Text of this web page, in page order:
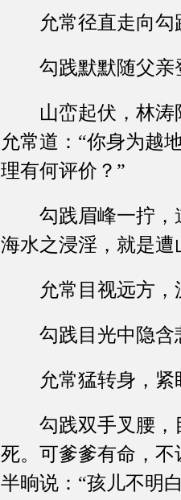
允常径直走向勾
勾践默默随父亲
山峦起伏，林涛阵
允常道：“你身为越
理有何评价？”
勾践眉峰一拧，道
海水之浸淫，就是
允常目视远方，沉
勾践目光中隐含
允常猛转身，紧
勾践双手叉腰，目
死。可爹爹有命，
半晌说：“孩儿不明